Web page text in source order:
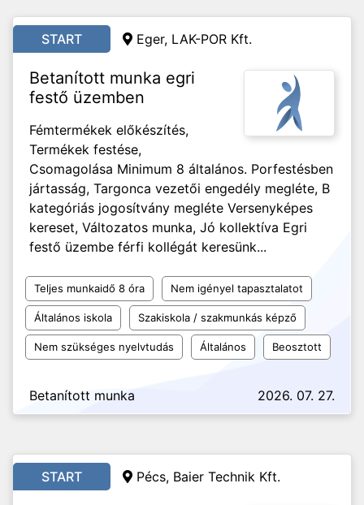
START Eger, LAK-POR Kft.
Betanított munka egri
festő üzemben
Fémtermékek előkészítés,
Termékek festése,
Csomagolása Minimum 8 általános. Porfestésben
jártasság, Targonca vezetői engedély megléte, B
kategóriás jogosítvány megléte Versenyképes
kereset, Változatos munka, Jó kollektíva Egri
festő üzembe férfi kollégát keresünk...
Teljes munkaidő 8 óra Nem igényel tapasztalatot
Általános iskola Szakiskola / szakmunkás képző
Nem szükséges nyelvtudás Általános Beosztott
Betanított munka 2026. 07. 27.
START Pécs, Baier Technik Kft.